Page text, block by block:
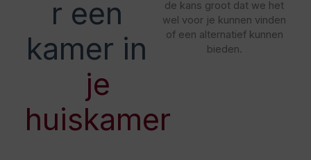
r een
kamer in
je
huiskamer
de kans groot dat we het
wel voor je kunnen vinden
of een alternatief kunnen
bieden.